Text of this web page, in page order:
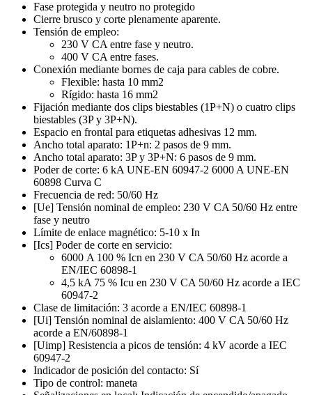
Fase protegida y neutro no protegido
Cierre brusco y corte plenamente aparente.
Tensión de empleo:
230 V CA entre fase y neutro.
400 V CA entre fases.
Conexión mediante bornes de caja para cables de cobre.
Flexible: hasta 10 mm2
Rígido: hasta 16 mm2
Fijación mediante dos clips biestables (1P+N) o cuatro clips
biestables (3P y 3P+N).
Espacio en frontal para etiquetas adhesivas 12 mm.
Ancho total aparato: 1P+n: 2 pasos de 9 mm.
Ancho total aparato: 3P y 3P+N: 6 pasos de 9 mm.
Poder de corte: 6 kA UNE-EN 60947-2 6000 A UNE-EN
60898 Curva C
Frecuencia de red: 50/60 Hz
[Ue] Tensión nominal de empleo: 230 V CA 50/60 Hz entre
fase y neutro
Límite de enlace magnético: 5-10 x In
[Ics] Poder de corte en servicio:
6000 A 100 % Icn en 230 V CA 50/60 Hz acorde a
EN/IEC 60898-1
4,5 kA 75 % Icu en 230 V CA 50/60 Hz acorde a IEC
60947-2
Clase de limitación: 3 acorde a EN/IEC 60898-1
[Ui] Tensión nominal de aislamiento: 400 V CA 50/60 Hz
acorde a EN/60898-1
[Uimp] Resistencia a picos de tensión: 4 kV acorde a IEC
60947-2
Indicador de posición del contacto: Sí
Tipo de control: maneta